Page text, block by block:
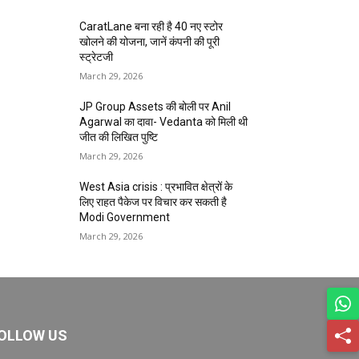
CaratLane बना रही है 40 नए स्टोर
खोलने की योजना, जानें कंपनी की पूरी
स्ट्रेटजी
March 29, 2026
JP Group Assets की बोली पर Anil
Agarwal का दावा- Vedanta को मिली थी
जीत की लिखित पुष्टि
March 29, 2026
West Asia crisis : प्रभावित क्षेत्रों के
लिए राहत पैकेज पर विचार कर सकती है
Modi Government
March 29, 2026
US